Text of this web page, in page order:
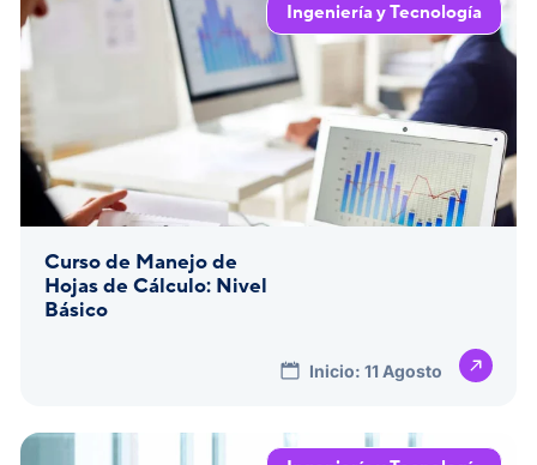
Ingeniería y Tecnología
Curso de Manejo de
Hojas de Cálculo: Nivel
Básico
Inicio: 11 Agosto